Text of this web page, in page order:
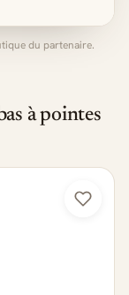
à pointes
du partenaire.